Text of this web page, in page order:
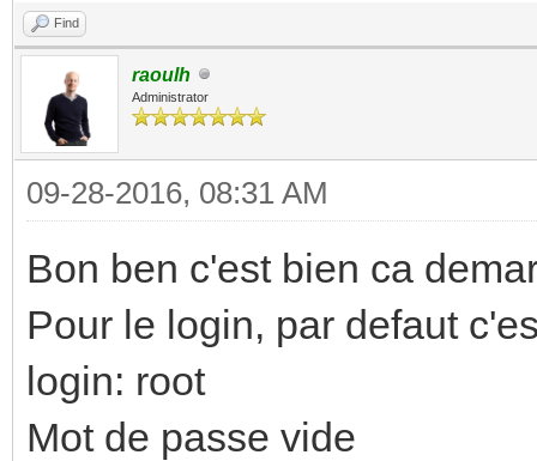
Find
raoulh
Administrator
09-28-2016, 08:31 AM
Bon ben c'est bien ca
Pour le login, par defaut
login: root
Mot de passe vide